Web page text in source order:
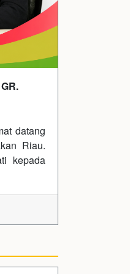
datang
Riau.
kepada